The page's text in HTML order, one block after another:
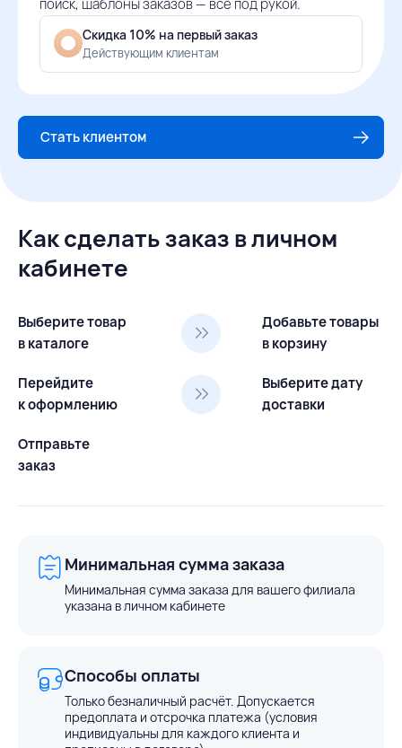
поиск, шаблоны заказов — всё под рукой.
Скидка 10% на первый заказ
Действующим клиентам
Стать клиентом
Как сделать заказ в личном
кабинете
Выберите товар
в каталоге
Добавьте товары
в корзину
Перейдите
к оформлению
Выберите дату
доставки
Отправьте
заказ
Минимальная сумма заказа
Минимальная сумма заказа для вашего филиала
указана в личном кабинете
Способы оплаты
Только безналичный расчёт. Допускается
предоплата и отсрочка платежа (условия
индивидуальны для каждого клиента и